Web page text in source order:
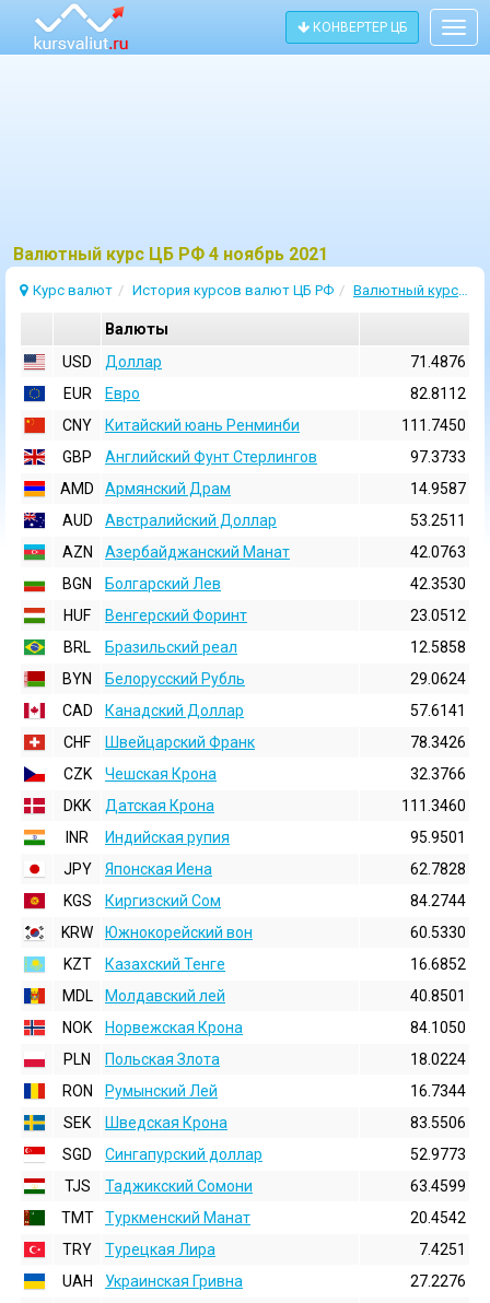
КОНВЕРТЕР ЦБ
Bалютный курс ЦБ РФ 4 ноябрь 2021
Курс валют История курсов валют ЦБ РФ Валютный курс 4 Ноябрь 2021
Валюты
USD
Доллар
71.4876
EUR
Евро
82.8112
CNY
Китайский юань Ренминби
111.7450
GBP
Английский Фунт Стерлингов
97.3733
AMD
Армянский Драм
14.9587
AUD
Австралийский Доллар
53.2511
AZN
Азербайджанский Манат
42.0763
BGN
Болгарский Лев
42.3530
HUF
Венгерский Форинт
23.0512
BRL
Бразильский реал
12.5858
BYN
Белорусский Рубль
29.0624
CAD
Канадский Доллар
57.6141
CHF
Швейцарский Франк
78.3426
CZK
Чешская Крона
32.3766
DKK
Датская Крона
111.3460
INR
Индийская pупия
95.9501
JPY
Японская Иена
62.7828
KGS
Киргизский Сом
84.2744
KRW
Южнокорейский вон
60.5330
KZT
Казахский Тенге
16.6852
MDL
Молдавский лей
40.8501
NOK
Норвежская Крона
84.1050
PLN
Польская Злота
18.0224
RON
Румынский Лей
16.7344
SEK
Шведская Крона
83.5506
SGD
Сингапурский доллар
52.9773
TJS
Таджикский Сомони
63.4599
TMT
Туркменский Манат
20.4542
TRY
Турецкая Лира
7.4251
UAH
Украинская Гривна
27.2276